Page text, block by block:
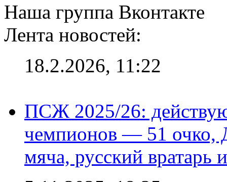
Наша группа Вконтакте
Лента новостей:
18.2.2026, 11:22
ПСЖ 2025/26:
чемпионов — 51 очко,
мяча, русский вратарь